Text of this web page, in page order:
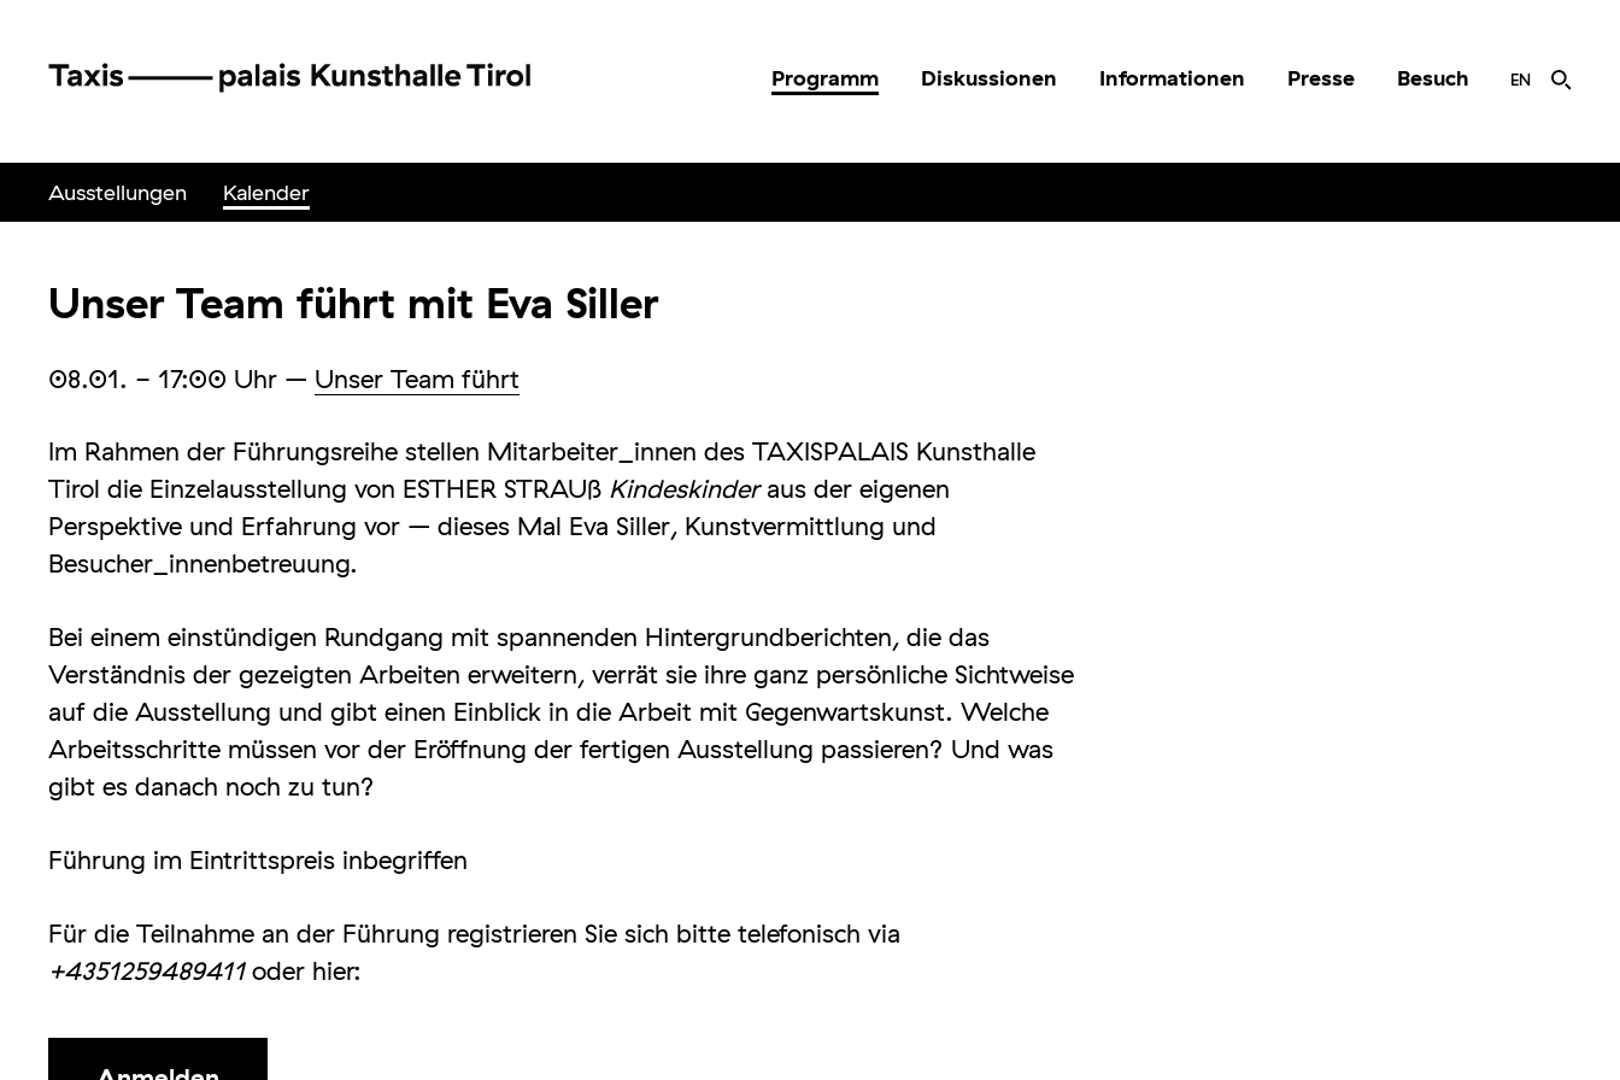
Programm Diskussionen Informationen Presse Besuch EN
Ausstellungen Kalender
Unser Team führt mit Eva Siller
08.01. - 17:00 Uhr – Unser Team führt
Im Rahmen der Führungsreihe stellen Mitarbeiter_innen des TAXISPALAIS Kunsthalle
Tirol die Einzelausstellung von ESTHER STRAUß Kindeskinderaus der eigenen
Perspektive und Erfahrung vor – dieses Mal Eva Siller, Kunstvermittlung und
Besucher_innenbetreuung.
Bei einem einstündigen Rundgang mit spannenden Hintergrundberichten, die das
Verständnis der gezeigten Arbeiten erweitern, verrät sie ihre ganz persönliche Sichtweise
auf die Ausstellung und gibt einen Einblick in die Arbeit mit Gegenwartskunst. Welche
Arbeitsschritte müssen vor der Eröffnung der fertigen Ausstellung passieren? Und was
gibt es danach noch zu tun?
Führung im Eintrittspreis inbegriffen
Für die Teilnahme an der Führung registrieren Sie sich bitte telefonisch via
+4351259489411oder hier: